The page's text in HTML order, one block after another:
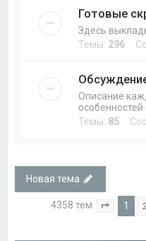
Готовые
Здесь
Темы: 296
Описание
Темы: 85
Новая тема
4358 тем 1 2